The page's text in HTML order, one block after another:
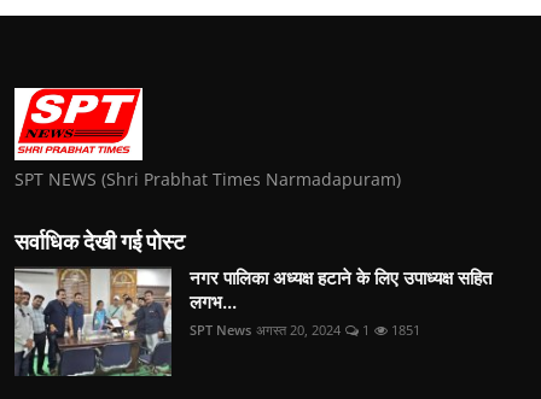
SPT NEWS (Shri Prabhat Times Narmadapuram)
सर्वाधिक देखी गई पोस्ट
नगर पालिका अध्यक्ष हटाने के लिए उपाध्यक्ष सहित
लगभ...
SPT News अगस्त 20, 2024 1 1851